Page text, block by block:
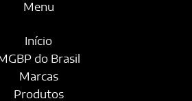
Menu
Início
do Brasil
Marcas
Produtos